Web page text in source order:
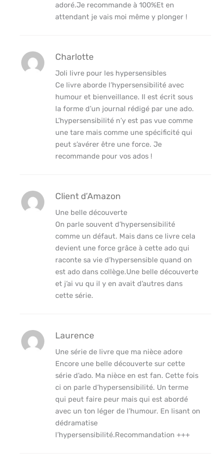
adoré.Je recommande à 100%Et en
attendant je vais moi même y plonger !
Charlotte
Joli livre pour les hypersensibles
Ce livre aborde l’hypersensibilité avec
humour et bienveillance. Il est écrit sous
la forme d’un journal rédigé par une ado.
L’hypersensibilité n’y est pas vue comme
une tare mais comme une spécificité qui
peut s’avérer être une force. Je
recommande pour vos ados !
Client d’Amazon
Une belle découverte
On parle souvent d’hypersensibilité
comme un défaut. Mais dans ce livre cela
devient une force grâce à cette ado qui
raconte sa vie d’hypersensible quand on
est ado dans collège.Une belle découverte
et j’ai vu qu il y en avait d’autres dans
cette série.
Laurence
Une série de livre que ma nièce adore
Encore une belle découverte sur cette
série d’ado. Ma nièce en est fan. Cette fois
ci on parle d’hypersensibilité. Un terme
qui peut faire peur mais qui est abordé
avec un ton léger de l’humour. En lisant on
dédramatise
l’hypersensibilité.Recommandation +++